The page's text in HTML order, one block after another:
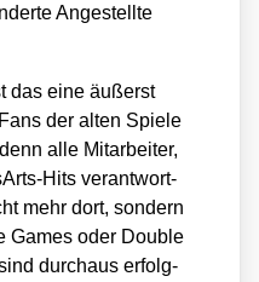
Ange­stell­te
das eine äußerst
der alten Spie­le
alle Mit­ar­bei­ter,
Hits ver­ant­wort­
mehr dort, son­dern
Games oder Dou­ble
durch­aus erfolg­